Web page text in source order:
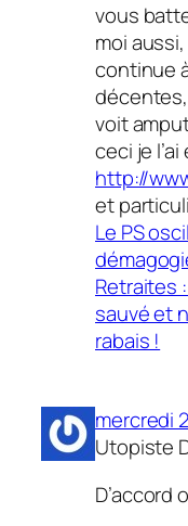
vous
moi
continue
voit
ceci je
http://
et
Le PS
Retraites
sauvé et
rabais !
mercredi
Utopiste
D’accord